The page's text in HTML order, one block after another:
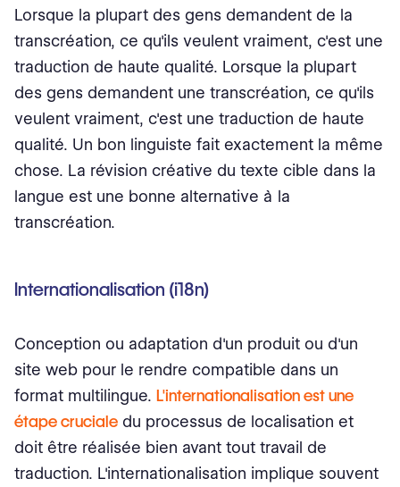
Lorsque la plupart des gens demandent de la
transcréation, ce qu'ils veulent vraiment, c'est une
traduction de haute qualité. Lorsque la plupart
des gens demandent une transcréation, ce qu'ils
veulent vraiment, c'est une traduction de haute
qualité. Un bon linguiste fait exactement la même
chose. La révision créative du texte cible dans la
langue est une bonne alternative à la
transcréation.
Internationalisation (i18n)
Conception ou adaptation d'un produit ou d'un
site web pour le rendre compatible dans un
format multilingue. L'internationalisation est une
étape cruciale du processus de localisation et
doit être réalisée bien avant tout travail de
traduction. L'internationalisation implique souvent